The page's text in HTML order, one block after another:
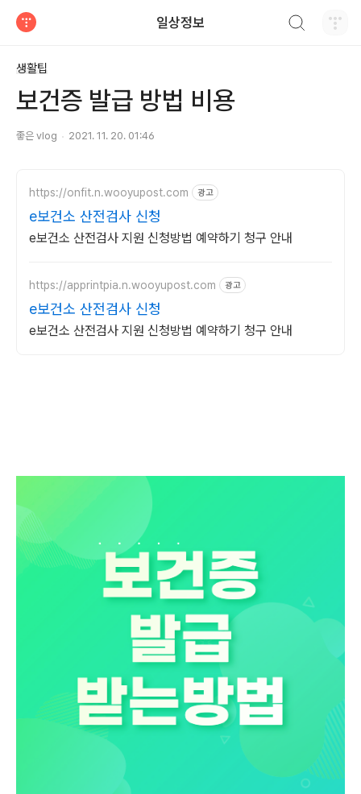
일상정보
생활팁
보건증 발급 방법 비용
좋은 vlog 2021. 11. 20. 01:46
https://onfit.n.wooyupost.com 광고
e보건소 산전검사 신청
e보건소 산전검사 지원 신청방법 예약하기 청구 안내
https://apprintpia.n.wooyupost.com 광고
e보건소 산전검사 신청
e보건소 산전검사 지원 신청방법 예약하기 청구 안내